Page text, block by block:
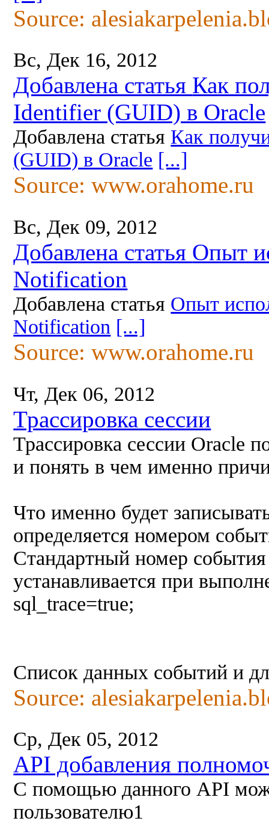
Source:
Вс, Дек 16, 2012
Добавлена статья Как
Identifier (GUID) в Oracle
Добавлена статья Как
(GUID) в Oracle [...]
Source: www.orahome.ru
Вс, Дек 09, 2012
Добавлена статья Опыт
Notification
Добавлена статья Опыт
Notification [...]
Source: www.orahome.ru
Чт, Дек 06, 2012
Трассировка сессии
Трассировка сессии Oracle
и понять в чем именно
Что именно будет
определяется номером
Стандартный номер
устанавливается при
sql_trace=true;
Список данных событий и
Source:
Ср, Дек 05, 2012
API добавления
С помощью данного API
пользователю1